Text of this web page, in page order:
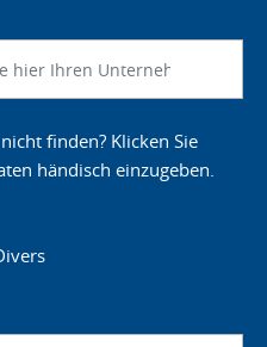
finden? Klicken Sie
händisch einzugeben.